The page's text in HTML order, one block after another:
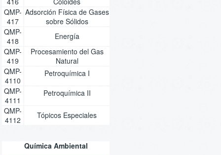
QMP-
417
Adsorción Física de Gases
sobre Sólidos
QMP-
418
Energía
QMP-
419
Procesamiento del Gas
Natural
QMP-
4110
Petroquímica I
QMP-
4111
Petroquímica II
QMP-
4112
Tópicos Especiales
Química Ambiental